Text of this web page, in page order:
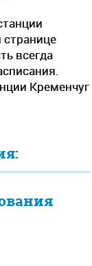
странице
всегда
Кременчуг